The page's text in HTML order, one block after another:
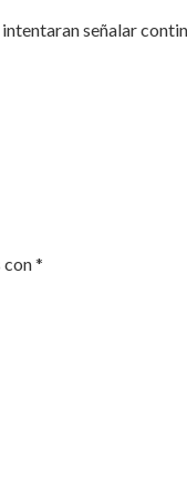
señalar
con*